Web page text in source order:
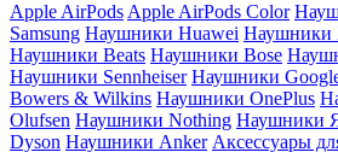
Apple AirPods Apple AirPods Color
Samsung Наушники Huawei Наушники
Наушники Beats Наушники Bose
Наушники Sennheiser Наушники
Bowers & Wilkins Наушники OnePlus
Olufsen Наушники Nothing Наушники
Dyson Наушники Anker Аксессуары